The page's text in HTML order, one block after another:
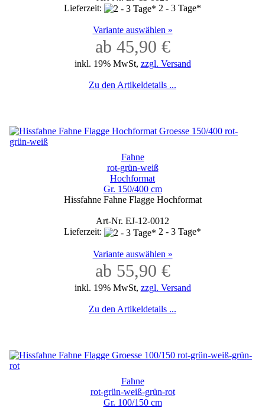
Lieferzeit:
2 - 3 Tage*
Variante auswählen »
ab 45,90 €
inkl. 19% MwSt, zzgl. Versand
Zu den Artikeldetails ...
Fahne
rot-grün-weiß
Hochformat
Gr. 150/400 cm
Hissfahne Fahne Flagge Hochformat
Art-Nr. EJ-12-0012
Lieferzeit:
2 - 3 Tage*
Variante auswählen »
ab 55,90 €
inkl. 19% MwSt, zzgl. Versand
Zu den Artikeldetails ...
Fahne
rot-grün-weiß-grün-rot
Gr. 100/150 cm